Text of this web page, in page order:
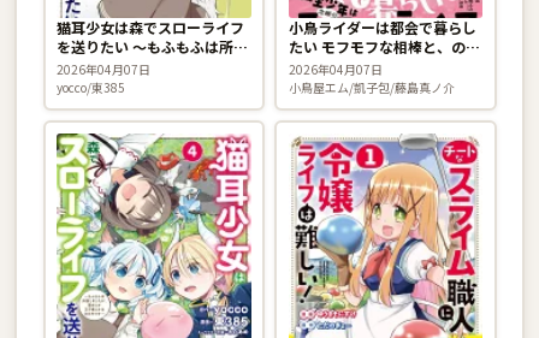
猫耳少女は森でスローライフ
を送りたい 〜もふもふは所望
しましたが、聖女とか王子様
とかは注文外です〜 3巻
2026年04月07日
yocco/東385
小鳥ライダーは都会で暮らし
たい モフモフな相棒と、のん
びり異世界冒険記 1巻
2026年04月07日
小鳥屋エム/凱子包/藤島真ノ介